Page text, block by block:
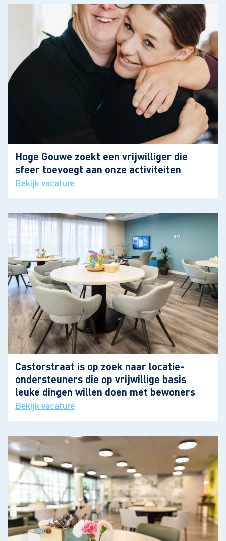
Hoge Gouwe zoekt een vrijwilliger die
sfeer toevoegt aan onze activiteiten
Bekijk vacature
Castorstraat is op zoek naar locatie-
ondersteuners die op vrijwillige basis
leuke dingen willen doen met bewoners
Bekijk vacature